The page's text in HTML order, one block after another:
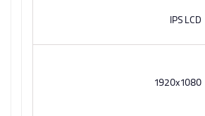
IPS LCD
1920x1080